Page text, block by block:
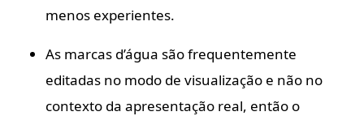
menos experientes.
As marcas d’água são frequentemente
editadas no modo de visualização e não no
contexto da apresentação real, então o